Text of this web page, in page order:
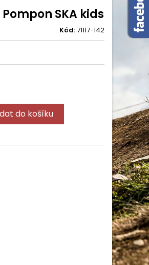
Pompon SKA kids
Kód:71117-142
do košíku